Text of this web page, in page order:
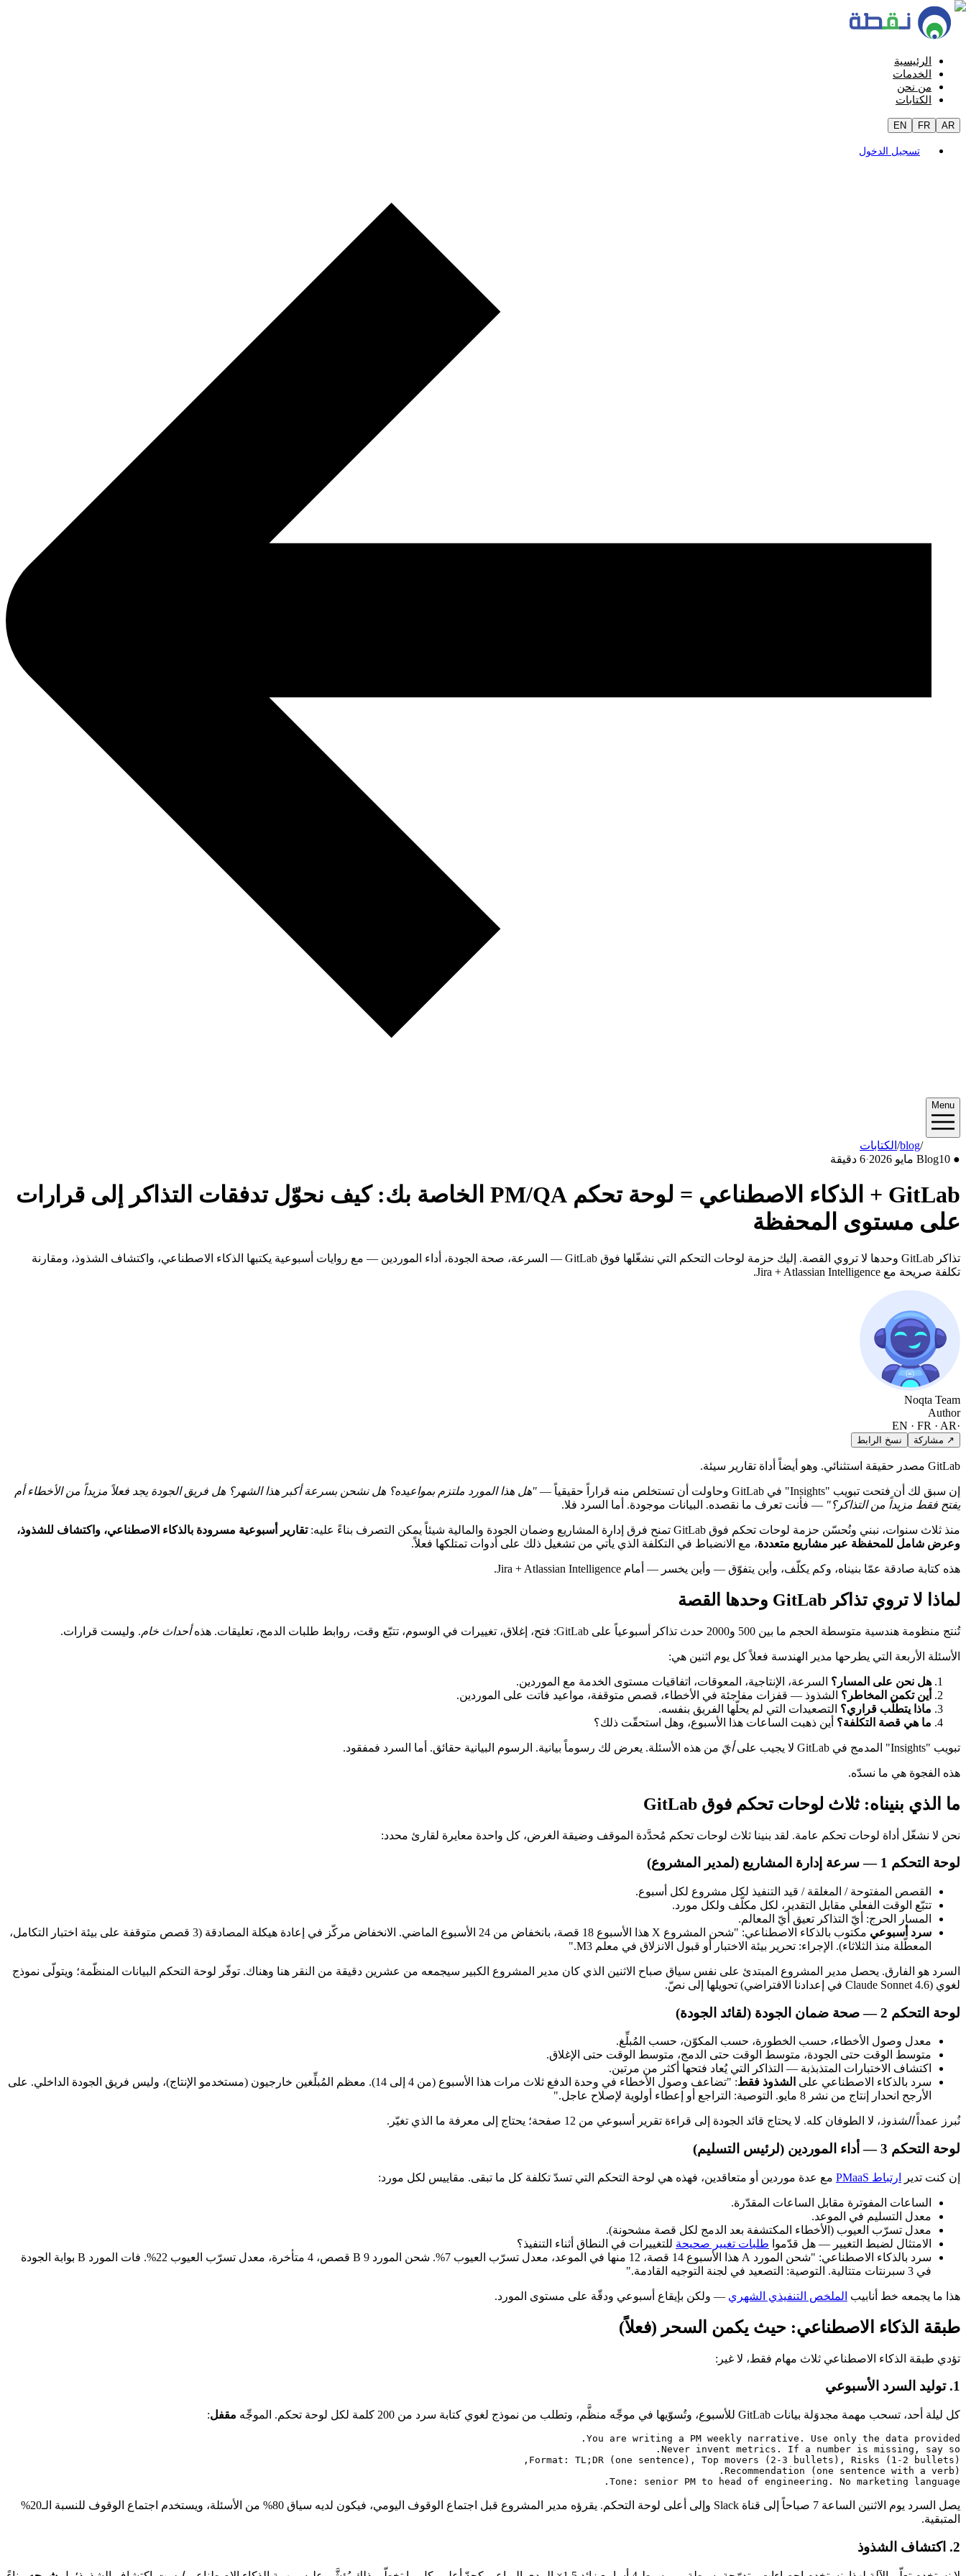
الرئيسية
الخدمات
من نحن
الكتابات
EN FR AR
تسجيل الدخول
Menu
الكتابات /blog/2026/05
●
Blog10 مايو 2026 ·6 دقيقة
GitLab + الذكاء الاصطناعي = لوحة تحكم PM/QA الخاصة بك: كيف نحوّل تدفقات التذاكر إلى قرارات
على مستوى المحفظة
تذاكر GitLab وحدها لا تروي القصة. إليك حزمة لوحات التحكم التي نشغّلها فوق GitLab — السرعة، صحة الجودة، أداء الموردين — مع روايات أسبوعية يكتبها الذكاء الاصطناعي، واكتشاف الشذوذ، ومقارنة
تكلفة صريحة مع Jira + Atlassian Intelligence.
Noqta Team
Author
·
EN · FR · AR
↗ مشاركة نسخ الرابط
GitLab مصدر حقيقة استثنائي. وهو أيضاً أداة تقارير سيئة.
إن سبق لك أن فتحت تبويب "Insights" في GitLab وحاولت أن تستخلص منه قراراً حقيقياً —
"هل هذا المورد ملتزم بمواعيده؟ هل نشحن بسرعة أكبر هذا الشهر؟ هل فريق الجودة يجد فعلاً مزيداً من الأخطاء أم
يفتح فقط مزيداً من التذاكر؟" — فأنت تعرف ما نقصده. البيانات موجودة. أما السرد فلا.
منذ ثلاث سنوات، نبني ونُحسّن حزمة لوحات تحكم فوق GitLab تمنح فرق إدارة المشاريع وضمان الجودة والمالية شيئاً يمكن التصرف بناءً عليه:
تقارير أسبوعية مسرودة بالذكاء الاصطناعي، واكتشاف للشذوذ،
وعرض شامل للمحفظة عبر مشاريع متعددة، مع الانضباط في التكلفة الذي يأتي من تشغيل ذلك على أدوات تمتلكها فعلاً.
هذه كتابة صادقة عمّا بنيناه، وكم يكلّف، وأين يتفوّق — وأين يخسر — أمام Jira + Atlassian Intelligence.
لماذا لا تروي تذاكر GitLab وحدها القصة
تُنتج منظومة هندسية متوسطة الحجم ما بين 500 و2000 حدث تذاكر أسبوعياً على GitLab: فتح، إغلاق، تغييرات في الوسوم، تتبّع وقت، روابط طلبات الدمج، تعليقات. هذه أحداث خام. وليست قرارات.
الأسئلة الأربعة التي يطرحها مدير الهندسة فعلاً كل يوم اثنين هي:
هل نحن على المسار؟ السرعة، الإنتاجية، المعوقات، اتفاقيات مستوى الخدمة مع الموردين.
أين تكمن المخاطر؟ الشذوذ — قفزات مفاجئة في الأخطاء، قصص متوقفة، مواعيد فاتت على الموردين.
ماذا يتطلّب قراري؟ التصعيدات التي لم يحلّها الفريق بنفسه.
ما هي قصة التكلفة؟ أين ذهبت الساعات هذا الأسبوع، وهل استحقّت ذلك؟
تبويب "Insights" المدمج في GitLab لا يجيب على أيّ من هذه الأسئلة. يعرض لك رسوماً بيانية. الرسوم البيانية حقائق. أما السرد فمفقود.
هذه الفجوة هي ما نسدّه.
ما الذي بنيناه: ثلاث لوحات تحكم فوق GitLab
نحن لا نشغّل أداة لوحات تحكم عامة. لقد بنينا ثلاث لوحات تحكم مُحدَّدة الموقف وضيقة الغرض، كل واحدة معايرة لقارئ محدد:
لوحة التحكم 1 — سرعة إدارة المشاريع (لمدير المشروع)
القصص المفتوحة / المغلقة / قيد التنفيذ لكل مشروع لكل أسبوع.
تتبّع الوقت الفعلي مقابل التقدير، لكل مكلّف ولكل مورد.
المسار الحرج: أيّ التذاكر تعيق أيّ المعالم.
سرد أسبوعي
مكتوب بالذكاء الاصطناعي: "شحن المشروع X هذا الأسبوع 18 قصة، بانخفاض من 24 الأسبوع الماضي. الانخفاض مركّز في إعادة هيكلة المصادقة (3 قصص متوقفة على بيئة اختبار التكامل،
المعطّلة منذ الثلاثاء). الإجراء: تحرير بيئة الاختبار أو قبول الانزلاق في معلم M3."
السرد هو الفارق. يحصل مدير المشروع المبتدئ على نفس سياق صباح الاثنين الذي كان مدير المشروع الكبير سيجمعه من عشرين دقيقة من النقر هنا وهناك. توفّر لوحة التحكم البيانات المنظّمة؛ ويتولّى نموذج
لغوي (Claude Sonnet 4.6 في إعدادنا الافتراضي) تحويلها إلى نصّ.
لوحة التحكم 2 — صحة ضمان الجودة (لقائد الجودة)
معدل وصول الأخطاء، حسب الخطورة، حسب المكوّن، حسب المُبلِّغ.
متوسط الوقت حتى الجودة، متوسط الوقت حتى الدمج، متوسط الوقت حتى الإغلاق.
اكتشاف الاختبارات المتذبذبة — التذاكر التي يُعاد فتحها أكثر من مرتين.
سرد بالذكاء الاصطناعي على الشذوذ فقط
: "تضاعف وصول الأخطاء في وحدة الدفع ثلاث مرات هذا الأسبوع (من 4 إلى 14). معظم المُبلِّغين خارجيون (مستخدمو الإنتاج)، وليس فريق الجودة الداخلي. على
الأرجح انحدار إنتاج من نشر 8 مايو. التوصية: التراجع أو إعطاء أولوية لإصلاح عاجل."
نُبرز عمداًالشذوذ، لا الطوفان كله. لا يحتاج قائد الجودة إلى قراءة تقرير أسبوعي من 12 صفحة؛ يحتاج إلى معرفة ما الذي تغيّر.
لوحة التحكم 3 — أداء الموردين (لرئيس التسليم)
إن كنت تدير ارتباط PMaaS مع عدة موردين أو متعاقدين، فهذه هي لوحة التحكم التي تسدّ تكلفة كل ما تبقى. مقاييس لكل مورد:
الساعات المفوترة مقابل الساعات المقدّرة.
معدل التسليم في الموعد.
معدل تسرّب العيوب (الأخطاء المكتشفة بعد الدمج لكل قصة مشحونة).
الامتثال لضبط التغيير — هل قدّموا طلبات تغيير صحيحة للتغييرات في النطاق أثناء التنفيذ؟
سرد بالذكاء الاصطناعي: "شحن المورد A هذا الأسبوع 14 قصة، 12 منها في الموعد، معدل تسرّب العيوب 7%. شحن المورد B 9 قصص، 4 متأخرة، معدل تسرّب العيوب 22%. فات المورد B بوابة الجودة
في 3 سبرنتات متتالية. التوصية: التصعيد في لجنة التوجيه القادمة."
هذا ما يجمعه خط أنابيب الملخص التنفيذي الشهري — ولكن بإيقاع أسبوعي ودقّة على مستوى المورد.
طبقة الذكاء الاصطناعي: حيث يكمن السحر (فعلاً)
تؤدي طبقة الذكاء الاصطناعي ثلاث مهام فقط، لا غير:
1. توليد السرد الأسبوعي
كل ليلة أحد، تسحب مهمة مجدوَلة بيانات GitLab للأسبوع، وتُسوّيها في موجِّه منظَّم، وتطلب من نموذج لغوي كتابة سرد من 200 كلمة لكل لوحة تحكم. الموجِّه مقفل:
Tone: senior PM to head of engineering. No marketing language.
يصل السرد يوم الاثنين الساعة 7 صباحاً إلى قناة Slack وإلى أعلى لوحة التحكم. يقرؤه مدير المشروع قبل اجتماع الوقوف اليومي، فيكون لديه سياق 80% من الأسئلة، ويستخدم اجتماع الوقوف للنسبة الـ20%
المتبقية.
2. اكتشاف الشذوذ